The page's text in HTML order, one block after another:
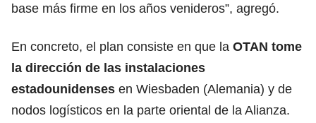
base más firme en los años venideros”, agregó.
En concreto, el plan consiste en que la OTAN tome
la dirección de las instalaciones
estadounidenses en Wiesbaden (Alemania) y de
nodos logísticos en la parte oriental de la Alianza.